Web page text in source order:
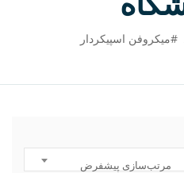
#میکروفن اسپیکردار
مرتب‌سازی پیشفرض